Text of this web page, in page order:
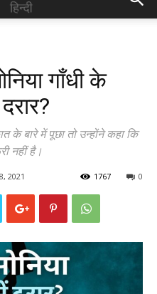
गाँधी के
के बारे में पूछा तो उन्होंने कहा कि
नहीं है।
2021 0
1767